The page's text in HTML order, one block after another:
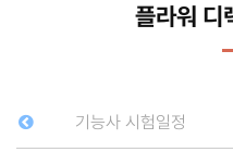
플라워 디
기능사 시험일정